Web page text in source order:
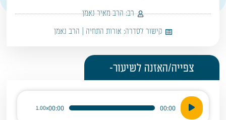
רב: הרב מאיר נאמן
קישור לסדרה: אורות התחיה | הרב נאמן
צפייה/האזנה לשיעור-
נגן
אודיו
00:00
00:00
1.00x